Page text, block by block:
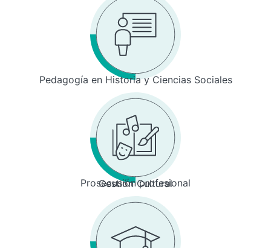
Pedagogía en Historia y Ciencias Sociales
Prosecusión profesional
Gestión Cultural